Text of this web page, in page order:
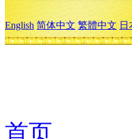
English 简体中文 繁體中文 日
首页